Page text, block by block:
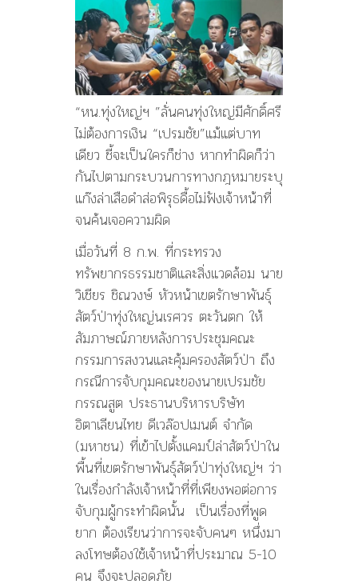
กฎหมาย
ต้อง
รับ
โทษ
“หน.ทุ่งใหญ่ฯ ”ลั่นคนทุ่งใหญ่มีศักดิ์ศรี
ไม่ต้องการเงิน “เปรมชัย”แม้แต่บาท
เดียว ชี้จะเป็นใครก็ช่าง หากทำผิดก็ว่า
กันไปตามกระบวนการทางกฎหมายระบุ
แก๊งล่าเสือดำส่อพิรุธดื้อไม่ฟังเจ้าหน้าที่
จนค้นเจอความผิด
เมื่อวันที่ 8 ก.พ. ที่กระทรวง
ทรัพยากรธรรมชาติและสิ่งแวดล้อม นาย
วิเชียร ชิณวงษ์ หัวหน้าเขตรักษาพันธุ์
สัตว์ป่าทุ่งใหญ่นเรศวร ตะวันตก ให้
สัมภาษณ์ภายหลังการประชุมคณะ
กรรมการสงวนและคุ้มครองสัตว์ป่า ถึง
กรณีการจับกุมคณะของนายเปรมชัย
กรรณสูต ประธานบริหารบริษัท
อิตาเลียนไทย ดีเวล๊อปเมนต์ จำกัด
(มหาชน) ที่เข้าไปตั้งแคมป์ล่าสัตว์ป่าใน
พื้นที่เขตรักษาพันธุ์สัตว์ป่าทุ่งใหญ่ฯ ว่า
ในเรื่องกำลังเจ้าหน้าที่ที่เพียงพอต่อการ
จับกุมผู้กระทำผิดนั้น เป็นเรื่องที่พูด
ยาก ต้องเรียนว่าการจะจับคนๆ หนึ่งมา
ลงโทษต้องใช้เจ้าหน้าที่ประมาณ 5-10
คน จึงจะปลอดภัย